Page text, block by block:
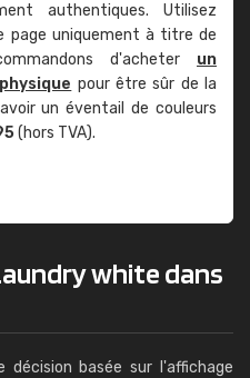
authentiques. Utilisez
page uniquement à titre de
d'acheter un
pour être sûr de la
un éventail de couleurs
(hors TVA).
white dans
basée sur l'affichage